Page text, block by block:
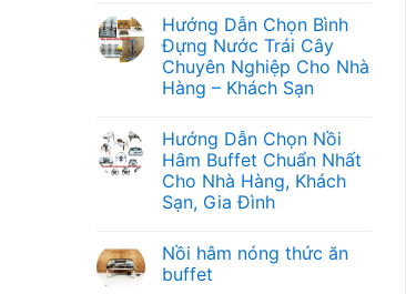
bình
luận
ở
Đĩa
Đá
Tròn
66003:
Nâng
Tầm
Trải
Nghiệm
Ẩm
Nghệ
Thuật
Trang
Hướng Dẫn Chọn Bình
Đựng Nước Trái Cây
Chuyên Nghiệp Cho Nhà
Hàng – Khách Sạn
bình
luận
ở
Hướng
Dẫn
Chọn
Nước
Trái
Cây
Hướng Dẫn Chọn Nồi
Hâm Buffet Chuẩn Nhất
Cho Nhà Hàng, Khách
Sạn, Gia Đình
bình
luận
ở
Nồi hâm nóng thức ăn
buffet